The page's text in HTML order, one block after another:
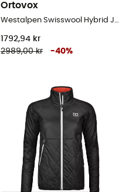
Ortovox
1792,94 kr
2989,00 kr
-40%